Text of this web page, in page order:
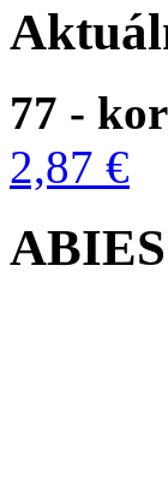
77 -
2,87 €